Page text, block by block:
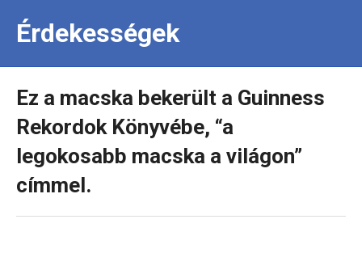
Érdekességek
Ez a macska bekerült a Guinness
Rekordok Könyvébe, “a
legokosabb macska a világon”
címmel.